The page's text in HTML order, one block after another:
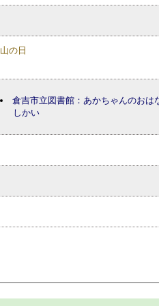
山の日
倉吉市立図書館：あかちゃんのおは
しかい